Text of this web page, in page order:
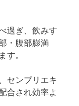
過ぎ、飲みす
・腹部膨満
す。
センブリエキ
合され効率よ